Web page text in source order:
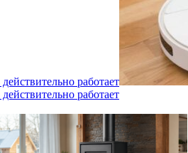
работает
работает